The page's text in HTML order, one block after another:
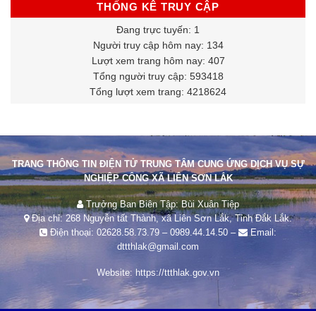
THỐNG KÊ TRUY CẬP
Đang trực tuyến: 1
Người truy cập hôm nay: 134
Lượt xem trang hôm nay: 407
Tổng người truy cập: 593418
Tổng lượt xem trang: 4218624
TRANG THÔNG TIN ĐIỆN TỬ TRUNG TÂM CUNG ỨNG DỊCH VỤ SỰ
NGHIỆP CÔNG XÃ LIÊN SƠN LẮK
Trưởng Ban Biên Tập: Bùi Xuân Tiệp
Địa chỉ: 268 Nguyễn tất Thành, xã Liên Sơn Lắk, Tỉnh Đắk Lắk.
Điện thoại: 02628.58.73.79 – 0989.44.14.50 –
Email:
dttthlak@gmail.com
Website: https://ttthlak.gov.vn